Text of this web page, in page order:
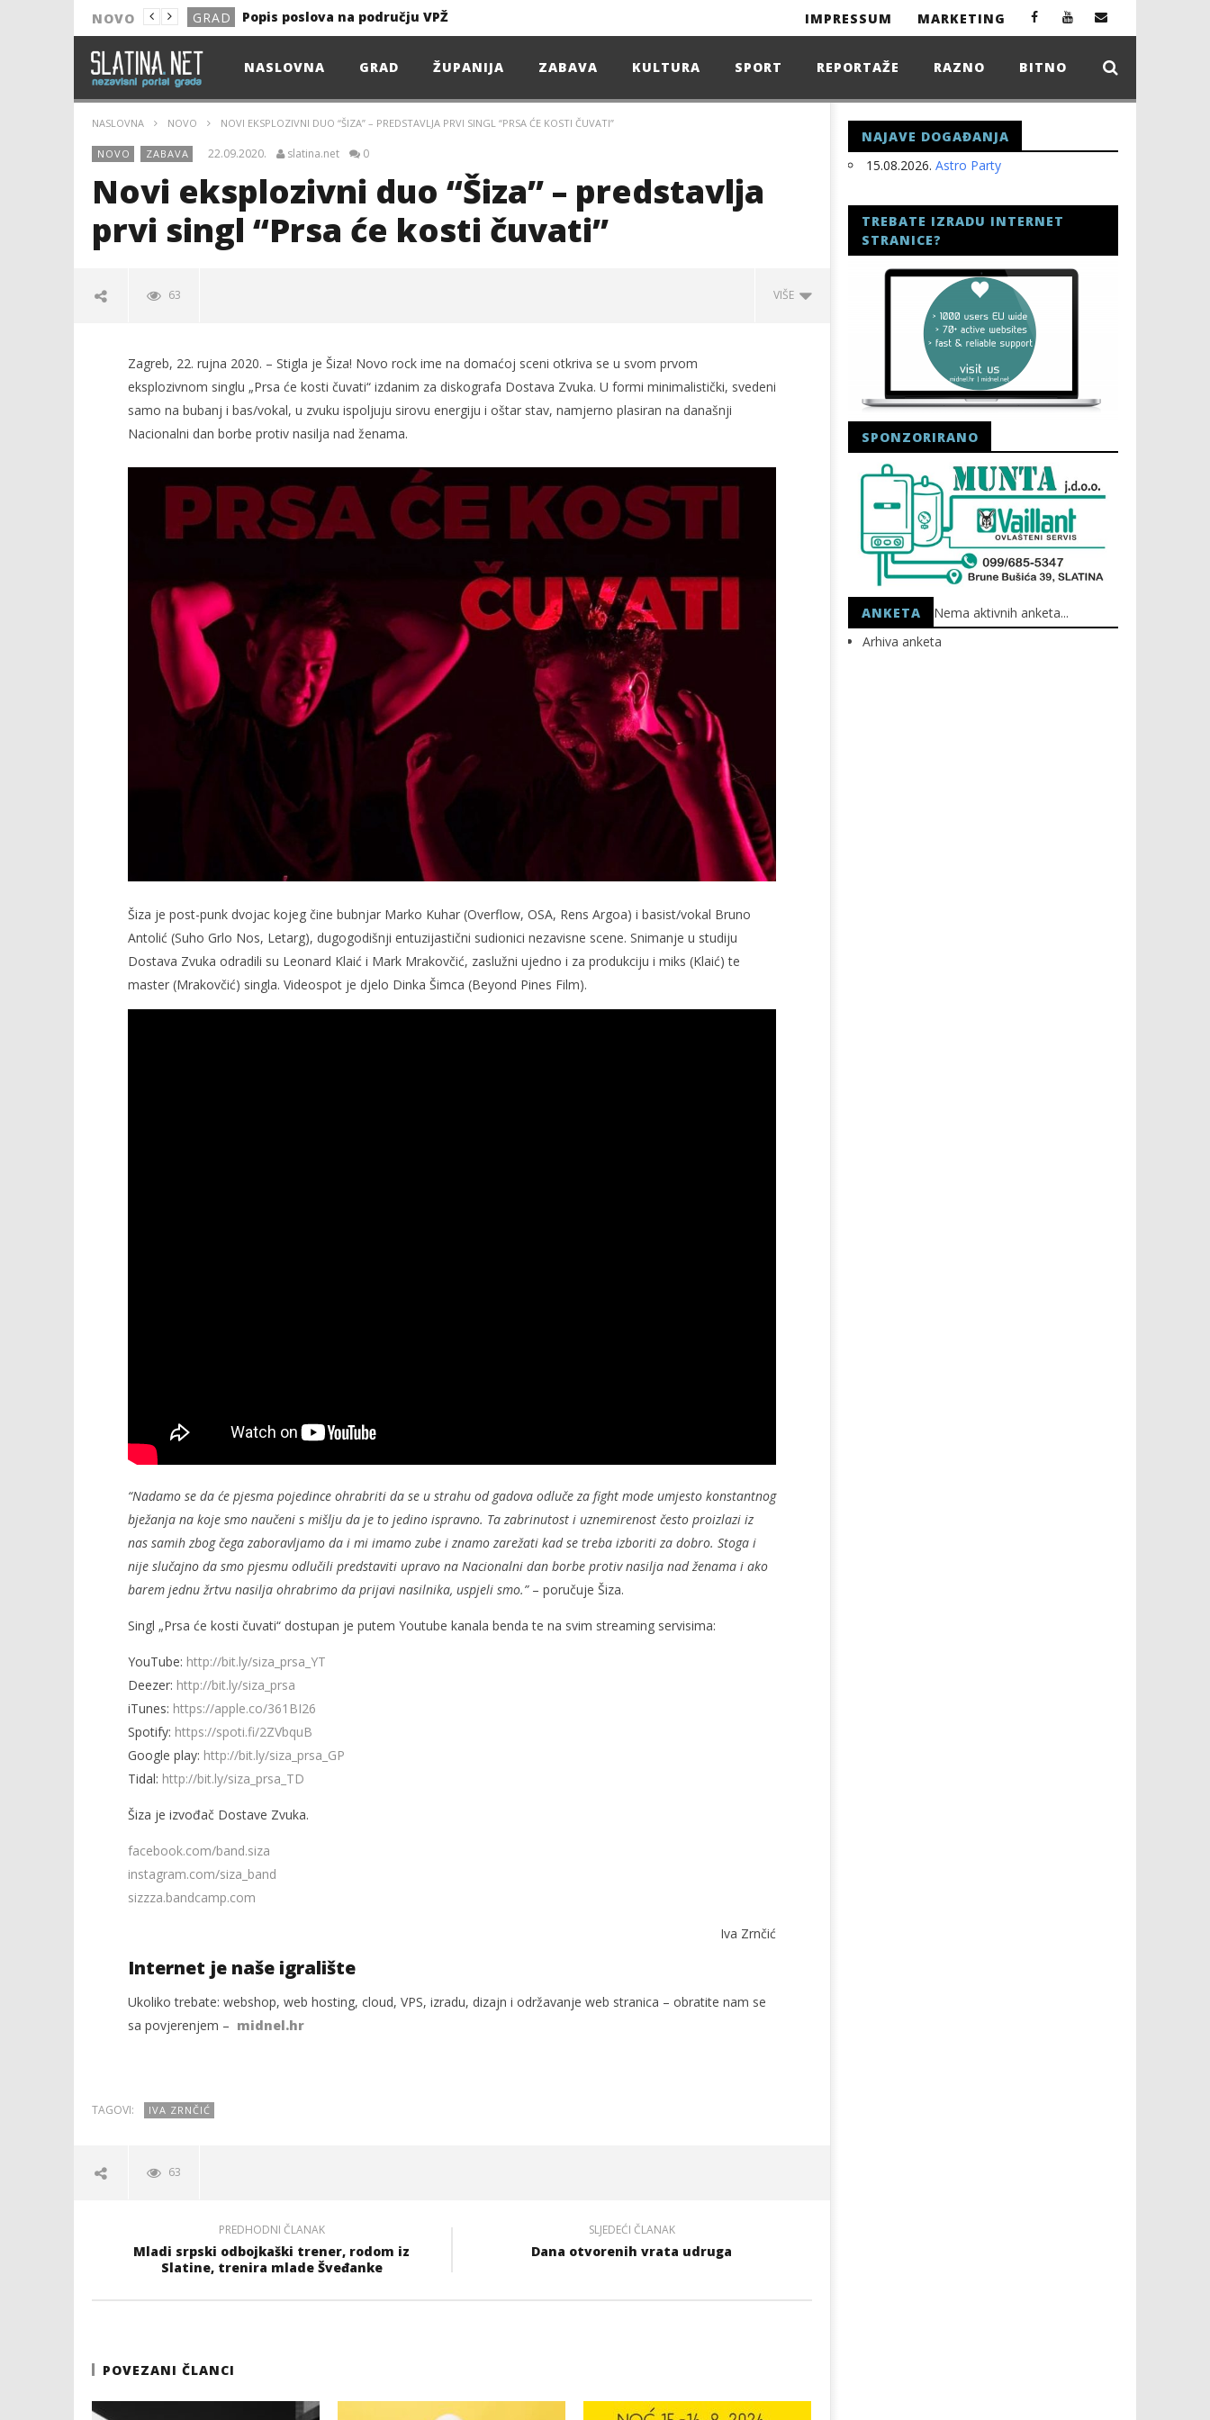
NOVO GRAD
Popis poslova na području VPŽ
NOVO
NOVO
NOVO
KULTURA
GRAD
13. akcija DDK u 2026.
IMPRESSUM MARKETING
NASLOVNA GRAD ŽUPANIJA ZABAVA KULTURA SPORT REPORTAŽE RAZNO BITNO
NASLOVNA NOVO NOVI EKSPLOZIVNI DUO “ŠIZA” – PREDSTAVLJA PRVI SINGL “PRSA ĆE KOSTI ČUVATI”
NOVO ZABAVA 22.09.2020. slatina.net 0
Novi eksplozivni duo “Šiza” – predstavlja
prvi singl “Prsa će kosti čuvati”
63 VIŠE
TRENUTNO OTVORENO
Novi eksplozivni duo “Šiza” –
predstavlja prvi singl “Prsa će
22.09.2020.
slatina.net
Popis poslova na području VPŽ
Ljeto donosi bezbrižnu igru, ali
i zdravstvene izazove
slatina.net
22.09.2020.
HEP: Bez struje
22.09.2020.
slatina.net
Zagreb, 22. rujna 2020. – Stigla je Šiza! Novo rock ime na domaćoj sceni otkriva se u svom prvom
eksplozivnom singlu „Prsa će kosti čuvati“ izdanim za diskografa Dostava Zvuka. U formi minimalistički, svedeni
samo na bubanj i bas/vokal, u zvuku ispoljuju sirovu energiju i oštar stav, namjerno plasiran na današnji
Nacionalni dan borbe protiv nasilja nad ženama.
Šiza je post-punk dvojac kojeg čine bubnjar Marko Kuhar (Overflow, OSA, Rens Argoa) i basist/vokal Bruno
Antolić (Suho Grlo Nos, Letarg), dugogodišnji entuzijastični sudionici nezavisne scene. Snimanje u studiju
Dostava Zvuka odradili su Leonard Klaić i Mark Mrakovčić, zaslužni ujedno i za produkciju i miks (Klaić) te
master (Mrakovčić) singla. Videospot je djelo Dinka Šimca (Beyond Pines Film).
“Nadamo se da će pjesma pojedince ohrabriti da se u strahu od gadova odluče za fight mode umjesto konstantnog
bježanja na koje smo naučeni s mišlju da je to jedino ispravno. Ta zabrinutost i uznemirenost često proizlazi iz
nas samih zbog čega zaboravljamo da i mi imamo zube i znamo zarežati kad se treba izboriti za dobro. Stoga i
nije slučajno da smo pjesmu odlučili predstaviti upravo na Nacionalni dan borbe protiv nasilja nad ženama i ako
barem jednu žrtvu nasilja ohrabrimo da prijavi nasilnika, uspjeli smo.”– poručuje Šiza.
Singl „Prsa će kosti čuvati“ dostupan je putem Youtube kanala benda te na svim streaming servisima:
YouTube: http://bit.ly/siza_prsa_YT
Deezer: http://bit.ly/siza_prsa
iTunes: https://apple.co/361BI26
Spotify: https://spoti.fi/2ZVbquB
Google play: http://bit.ly/siza_prsa_GP
Tidal: http://bit.ly/siza_prsa_TD
Šiza je izvođač Dostave Zvuka.
facebook.com/band.siza
instagram.com/siza_band
sizzza.bandcamp.com
Iva Zrnčić
Internet je naše igralište
Ukoliko trebate: webshop, web hosting, cloud, VPS, izradu, dizajn i održavanje web stranica – obratite nam se
sa povjerenjem – midnel.hr
TAGOVI: IVA ZRNČIĆ
63
PREDHODNI ČLANAK
Mladi srpski odbojkaški trener, rodom iz
Slatine, trenira mlade Šveđanke
SLJEDEĆI ČLANAK
Dana otvorenih vrata udruga
POVEZANI ČLANCI
NAJAVE DOGAĐANJA
15.08.2026. Astro Party
TREBATE IZRADU INTERNET
STRANICE?
SPONZORIRANO
ANKETA
Nema aktivnih anketa...
Arhiva anketa